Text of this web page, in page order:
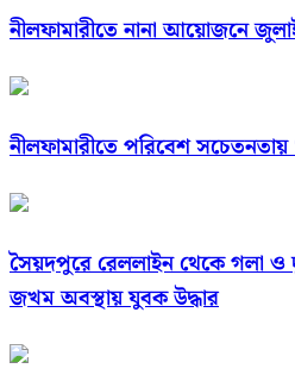
নীলফামারীতে নানা আয়োজনে
নীলফামারীতে পরিবেশ সচেতনতায়
সৈয়দপুরে রেললাইন থেকে গলা ও
জখম অবস্থায় যুবক উদ্ধার